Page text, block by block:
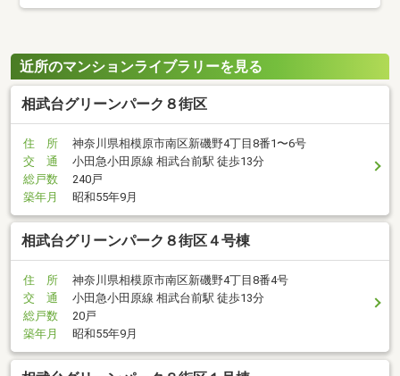
近所のマンションライブラリーを見る
相武台グリーンパーク８街区
住 所
神奈川県相模原市南区新磯野4丁目8番1〜6号
交 通
小田急小田原線 相武台前駅 徒歩13分
総戸数
240戸
築年月
昭和55年9月
相武台グリーンパーク８街区４号棟
住 所
神奈川県相模原市南区新磯野4丁目8番4号
交 通
小田急小田原線 相武台前駅 徒歩13分
総戸数
20戸
築年月
昭和55年9月